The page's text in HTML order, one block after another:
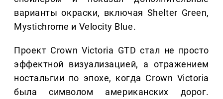
варианты окраски, включая Shelter Green,
Mystichrome и Velocity Blue.
Проект Crown Victoria GTD стал не просто
эффектной визуализацией, а отражением
ностальгии по эпохе, когда Crown Victoria
была символом американских дорог.